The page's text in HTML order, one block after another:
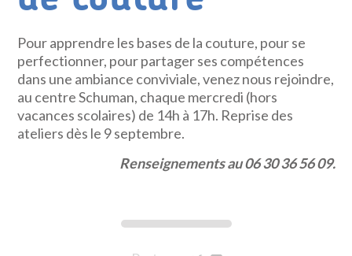
Pour apprendre les bases de la couture, pour se
perfectionner, pour partager ses compétences
dans une ambiance conviviale, venez nous rejoindre,
au centre Schuman, chaque mercredi (hors
vacances scolaires) de 14h à 17h. Reprise des
ateliers dès le 9 septembre.
Renseignements au 06 30 36 56 09.